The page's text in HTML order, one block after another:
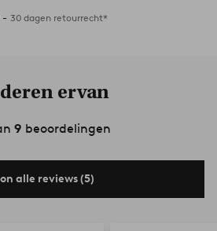
- 30 dagen retourrecht*
ervan
9 beoordelingen
alle reviews (5)